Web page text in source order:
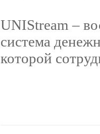
UNIStream –
система
которой